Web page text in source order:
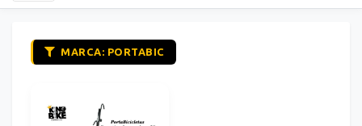
MARCA: PORTABIC